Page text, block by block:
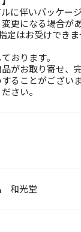
に伴いパッケー
更になる場合があ
定はお受けできま
おります。
がお取り寄せ、
ることがございま
さい。
和光堂